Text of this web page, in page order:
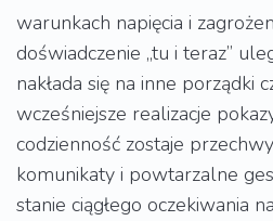
warunkach napięcia i
doświadczenie „tu i teraz”
nakłada się na inne porządki
wcześniejsze realizacje
codzienność zostaje
komunikaty i powtarzalne
stanie ciągłego oczekiwania